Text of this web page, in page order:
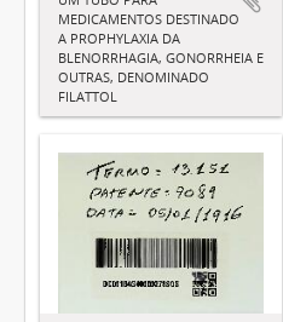
MEDICAMENTOS DESTINADO
A PROPHYLAXIA DA
BLENORRHAGIA, GONORRHEIA E
OUTRAS, DENOMINADO
FILATTOL